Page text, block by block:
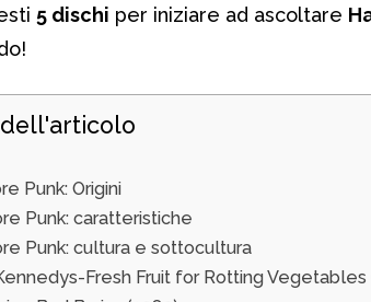
5 dischi per iniziare ad ascoltare
Punk: Origini
Punk: caratteristiche
Punk: cultura e sottocultura
Fresh Fruit for Rotting Vegetables